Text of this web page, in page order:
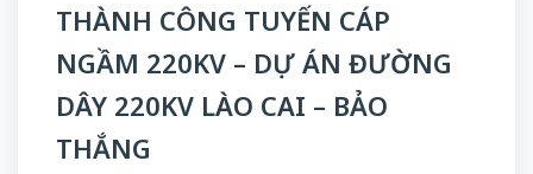
THÀNH CÔNG TUYẾN CÁP
NGẦM 220KV – DỰ ÁN ĐƯỜNG
DÂY 220KV LÀO CAI – BẢO
THẮNG